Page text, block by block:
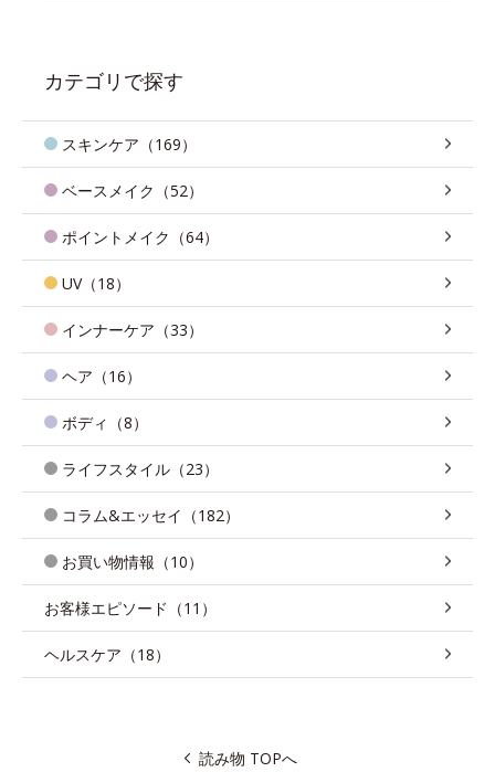
カテゴリで探す
スキンケア（169）
ベースメイク（52）
ポイントメイク（64）
UV（18）
インナーケア（33）
ヘア（16）
ボディ（8）
ライフスタイル（23）
コラム&エッセイ（182）
お買い物情報（10）
お客様エピソード（11）
ヘルスケア（18）
読み物 TOPへ